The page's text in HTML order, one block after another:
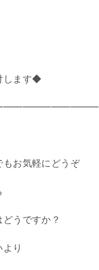
します◆
もお気軽にどうぞ
うですか？
り